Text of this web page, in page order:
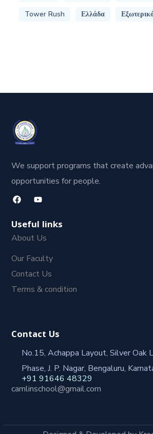
Tower Rush
Ελλάδα
We support programs that create
opportunities for people.
Useful links
About Us
Our Faculty
Contact Us
Terms & condition
Contact Us
No.15, Achappa Layout, Silver Oak
Phase, J. P. Nagar, Bengaluru,
+91 91646 48329
camlinschool@gmail.com